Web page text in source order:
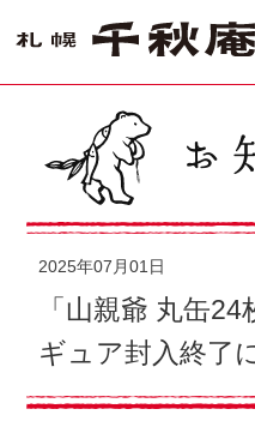
2025年07月01日
「山親爺 丸缶
ギュア封入終了